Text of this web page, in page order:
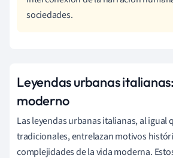
sociedades.
Leyendas urbanas
moderno
Las leyendas urbanas italianas, al igual
tradicionales, entrelazan motivos
complejidades de la vida moderna.